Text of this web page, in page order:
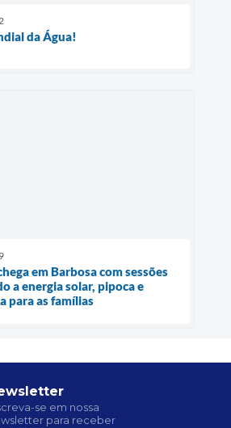
da Água!
em Barbosa com sessões
a energia solar, pipoca e
para as famílias
se em nossa
para receber